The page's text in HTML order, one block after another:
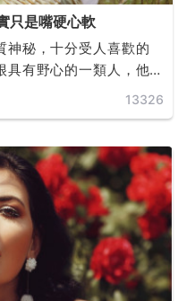
只是嘴硬心軟
神秘，十分受人喜歡的
具有野心的一類人，他
做出很多犧牲，與其他
13326